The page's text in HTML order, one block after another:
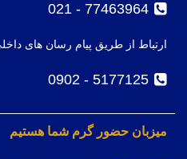
77463964 - 021
ارتباط از طریق پیام رسان های
5177125 - 0902
میزبان حضور گرم شما هستیم